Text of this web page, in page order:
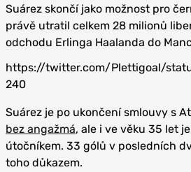
Suárez skončí jako možnost pro
právě utratil celkem 28 milionů
odchodu Erlinga Haalanda do
https://twitter.com/Plettigoal/
240
Suárez je po ukončení smlouvy s
bez angažmá, ale i ve věku 35 let
útočníkem. 33 gólů v posledních
toho důkazem.